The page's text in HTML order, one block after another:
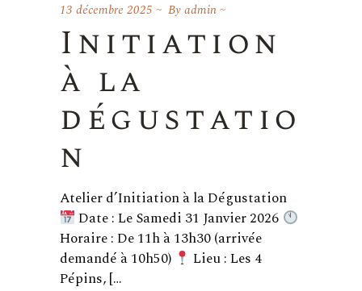
13 décembre 2025 Byadmin
Initiation
à la
dégustatio
n
Atelier d’Initiation à la Dégustation
Date : Le Samedi 31 Janvier 2026
Horaire : De 11h à 13h30 (arrivée
demandé à 10h50)
Lieu : Les 4
Pépins, […